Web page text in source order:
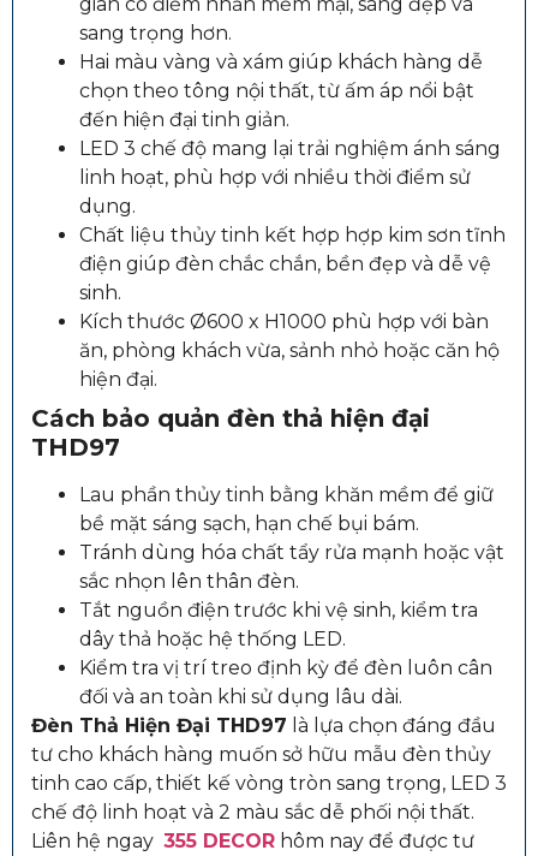
sang trọng hơn.
Hai màu vàng và xám giúp khách hàng dễ
chọn theo tông nội thất, từ ấm áp nổi bật
đến hiện đại tinh giản.
LED 3 chế độ mang lại trải nghiệm ánh sáng
linh hoạt, phù hợp với nhiều thời điểm sử
dụng.
Chất liệu thủy tinh kết hợp hợp kim sơn tĩnh
điện giúp đèn chắc chắn, bền đẹp và dễ vệ
sinh.
Kích thước Ø600 x H1000 phù hợp với bàn
ăn, phòng khách vừa, sảnh nhỏ hoặc căn hộ
hiện đại.
Cách bảo quản đèn thả hiện đại
THD97
Lau phần thủy tinh bằng khăn mềm để giữ
bề mặt sáng sạch, hạn chế bụi bám.
Tránh dùng hóa chất tẩy rửa mạnh hoặc vật
sắc nhọn lên thân đèn.
Tắt nguồn điện trước khi vệ sinh, kiểm tra
dây thả hoặc hệ thống LED.
Kiểm tra vị trí treo định kỳ để đèn luôn cân
đối và an toàn khi sử dụng lâu dài.
Đèn Thả Hiện Đại THD97 là lựa chọn đáng đầu
tư cho khách hàng muốn sở hữu mẫu đèn thủy
tinh cao cấp, thiết kế vòng tròn sang trọng, LED 3
chế độ linh hoạt và 2 màu sắc dễ phối nội thất.
Liên hệ ngay 355 DECOR hôm nay để được tư